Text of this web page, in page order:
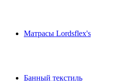
Матрасы Lordsflex's
Банный текстиль